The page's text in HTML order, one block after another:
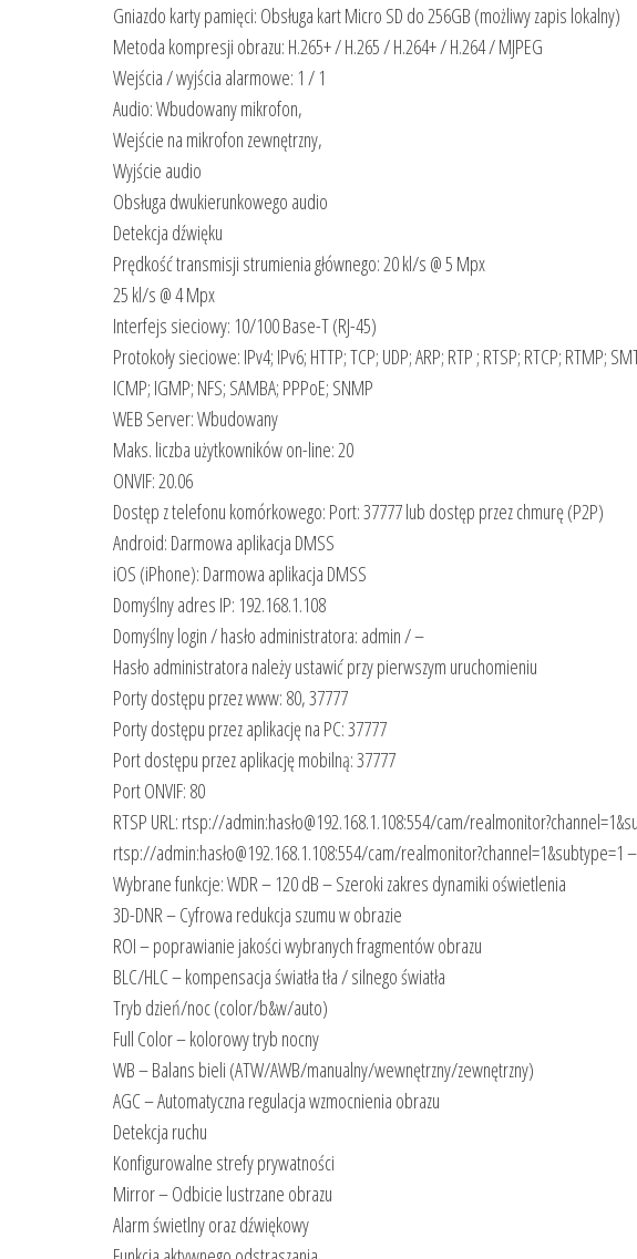
Gniazdo karty pamięci: Obsługa kart Micro SD do 256GB (możliwy zapis lokalny)
Metoda kompresji obrazu: H.265+ / H.265 / H.264+ / H.264 / MJPEG
Wejścia / wyjścia alarmowe: 1 / 1
Audio: Wbudowany mikrofon,
Wejście na mikrofon zewnętrzny,
Wyjście audio
Obsługa dwukierunkowego audio
Detekcja dźwięku
Prędkość transmisji strumienia głównego: 20 kl/s @ 5 Mpx
25 kl/s @ 4 Mpx
Interfejs sieciowy: 10/100 Base-T (RJ-45)
Protokoły sieciowe: IPv4; IPv6; HTTP; TCP; UDP; ARP; RTP ; RTSP; RTCP; RTMP;
ICMP; IGMP; NFS; SAMBA; PPPoE; SNMP
WEB Server: Wbudowany
Maks. liczba użytkowników on-line: 20
ONVIF: 20.06
Dostęp z telefonu komórkowego: Port: 37777 lub dostęp przez chmurę (P2P)
Android: Darmowa aplikacja DMSS
iOS (iPhone): Darmowa aplikacja DMSS
Domyślny adres IP: 192.168.1.108
Domyślny login / hasło administratora: admin / –
Hasło administratora należy ustawić przy pierwszym uruchomieniu
Porty dostępu przez www: 80, 37777
Porty dostępu przez aplikację na PC: 37777
Port dostępu przez aplikację mobilną: 37777
Port ONVIF: 80
RTSP URL: rtsp://admin:hasło@192.168.1.108:554/cam/
rtsp://admin:hasło@192.168.1.108:554/cam/realmonitor?channel=1&subtype=1
Wybrane funkcje: WDR – 120 dB – Szeroki zakres dynamiki oświetlenia
3D-DNR – Cyfrowa redukcja szumu w obrazie
ROI – poprawianie jakości wybranych fragmentów obrazu
BLC/HLC – kompensacja światła tła / silnego światła
Tryb dzień/noc (color/b&w/auto)
Full Color – kolorowy tryb nocny
WB – Balans bieli (ATW/AWB/manualny/wewnętrzny/zewnętrzny)
AGC – Automatyczna regulacja wzmocnienia obrazu
Detekcja ruchu
Konfigurowalne strefy prywatności
Mirror – Odbicie lustrzane obrazu
Alarm świetlny oraz dźwiękowy